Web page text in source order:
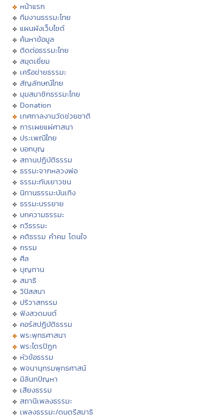
หน้าแรก
ทีมงานธรรมะไทย
แผนผังเว็บไซต์
ค้นหาข้อมูล
ติดต่อธรรมะไทย
สมุดเยี่ยม
เครือข่ายธรรมะ
สัญลักษณ์ไทย
มุมสมาชิกธรรมะไทย
Donation
เทศกาลงานวัดช่วยชาติ
การเผยแผ่ศาสนา
ประเพณีไทย
บอกบุญ
สถานปฏิบัติธรรม
ธรรมะจากหลวงพ่อ
ธรรมะกับเยาวชน
นิทานธรรมะบันเทิง
ธรรมะบรรยาย
บทความธรรมะ
กวีธรรมะ
คติธรรม คำคม โดนใจ
กรรม
ศีล
บุญทาน
สมาธิ
วิปัสสนา
ปริวาสกรรม
ฟังสวดมนต์
คอร์สปฏิบัติธรรม
พระพุทธศาสนา
พระไตรปิฏก
หัวข้อธรรม
พจนานุกรมพุทธศาสน์
มิลินทปัญหา
เสียงธรรม
สถานีเพลงธรรมะ
เพลงธรรมะ/ดนตรีสมาธิ